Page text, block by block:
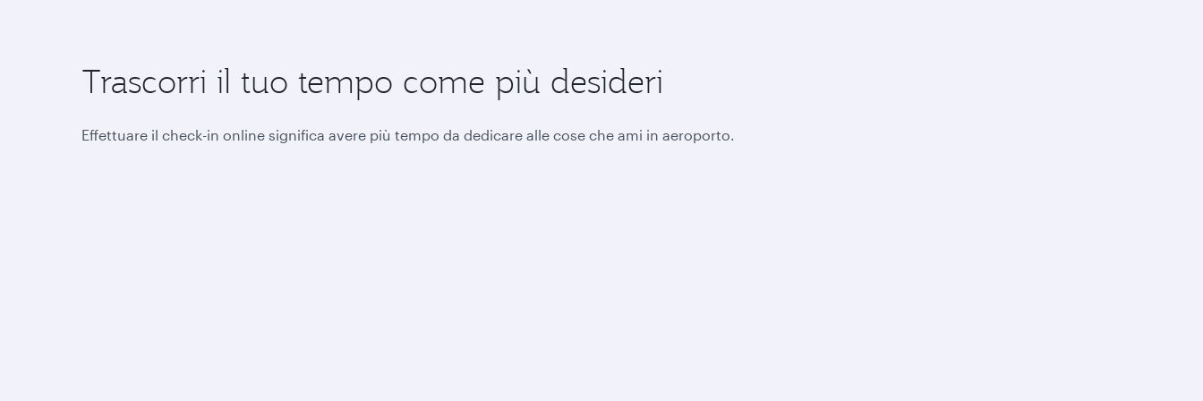
Trascorri il tuo tempo come più desideri
Effettuare il check-in online significa avere più tempo da dedicare alle cose che ami in aeroporto.